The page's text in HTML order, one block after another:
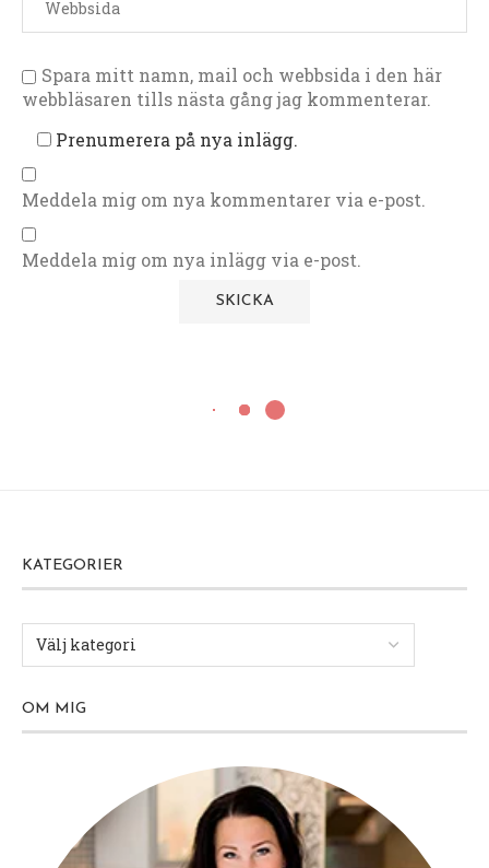
Spara mitt namn, mail och webbsida i den här
webbläsaren tills nästa gång jag kommenterar.
Prenumerera på nya inlägg.
Meddela mig om nya kommentarer via e-post.
Meddela mig om nya inlägg via e-post.
KATEGORIER
OM MIG